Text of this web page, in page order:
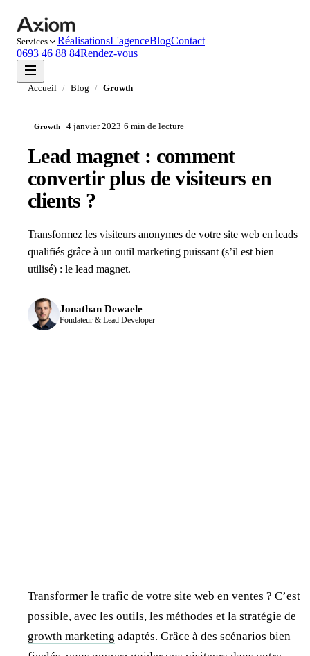
Services RéalisationsL'agenceBlogContact
0693 46 88 84Rendez-vous
Accueil / Blog / Growth
Growth 4 janvier 2023·6 min de lecture
Lead magnet : comment
convertir plus de visiteurs en
clients ?
Transformez les visiteurs anonymes de votre site web en leads
qualifiés grâce à un outil marketing puissant (s’il est bien
utilisé) : le lead magnet.
Jonathan Dewaele
Fondateur & Lead Developer
Transformer le trafic de votre site web en ventes ? C’est
possible, avec les outils, les méthodes et la stratégie de
growth marketing adaptés. Grâce à des scénarios bien